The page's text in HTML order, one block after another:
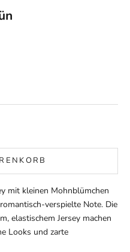
mit kleinen Mohnblümchen
verspielte Note. Die
elastischem Jersey machen
Looks und zarte